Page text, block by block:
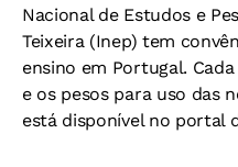
Nacional de Estudos e
Teixeira (Inep) tem
ensino em Portugal.
e os pesos para uso das
está disponível no portal